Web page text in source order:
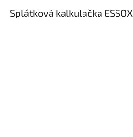
Splátková kalkulačka ESSOX